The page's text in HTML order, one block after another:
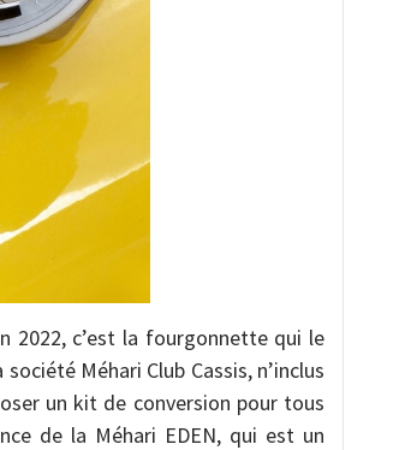
2022, c’est la fourgonnette qui le
Méhari Club Cassis, n’inclus
un kit de conversion pour tous
de la Méhari EDEN, qui est un